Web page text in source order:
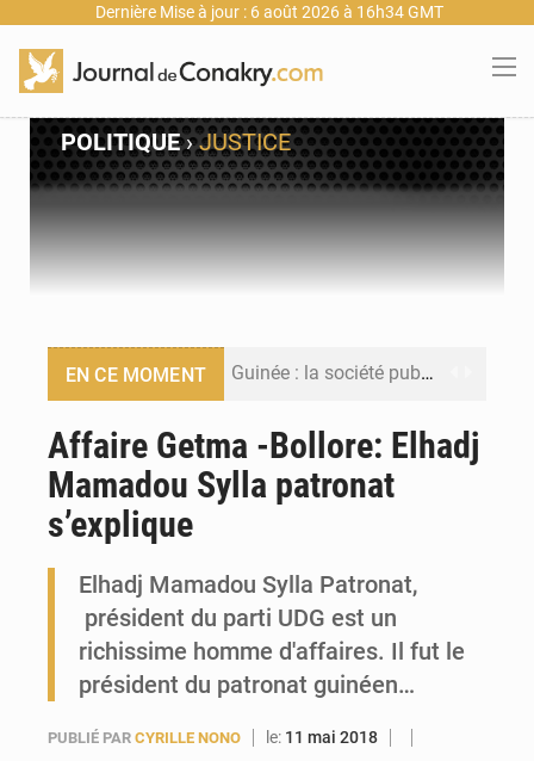
Dernière Mise à jour : 6 août 2026 à 16h34 GMT
POLITIQUE›JUSTICE
EN CE MOMENT Guinée : la société publique Nimba Mining Company signe sa première convention minière
Guinée : lancement du Club des financeurs pour faciliter l’accès des PME aux financements
Affaire Getma -Bollore: Elhadj
Mamadou Sylla patronat
s’explique
Elhadj Mamadou Sylla Patronat,
président du parti UDG est un
richissime homme d'affaires. Il fut le
président du patronat guinéen…
PUBLIÉ PAR CYRILLE NONO le: 11 mai 2018